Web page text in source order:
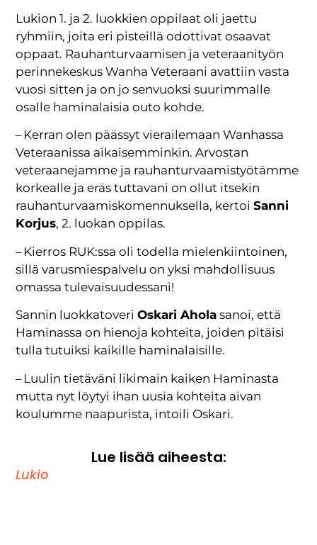
Lukion 1. ja 2. luokkien oppilaat oli jaettu
ryhmiin, joita eri pisteillä odottivat osaavat
oppaat. Rauhanturvaamisen ja veteraanityön
perinnekeskus Wanha Veteraani avattiin vasta
vuosi sitten ja on jo senvuoksi suurimmalle
osalle haminalaisia outo kohde.
– Kerran olen päässyt vierailemaan Wanhassa
Veteraanissa aikaisemminkin. Arvostan
veteraanejamme ja rauhanturvaamistyötämme
korkealle ja eräs tuttavani on ollut itsekin
rauhanturvaamiskomennuksella, kertoiSanni
Korjus, 2. luokan oppilas.
– Kierros RUK:ssa oli todella mielenkiintoinen,
sillä varusmiespalvelu on yksi mahdollisuus
omassa tulevaisuudessani!
Sannin luokkatoveriOskari Ahola sanoi, että
Haminassa on hienoja kohteita, joiden pitäisi
tulla tutuiksi kaikille haminalaisille.
– Luulin tietäväni likimain kaiken Haminasta
mutta nyt löytyi ihan uusia kohteita aivan
koulumme naapurista, intoili Oskari.
Lue lisää aiheesta:
Lukio